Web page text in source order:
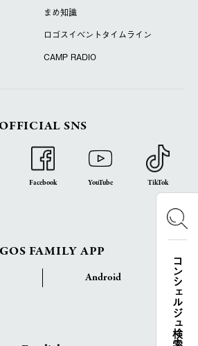
コンシェルジュ検索
まめ知識
ロゴスイベントタイムライン
CAMP RADIO
SNS
Facebook YouTube TikTok
FAMILY APP
Android